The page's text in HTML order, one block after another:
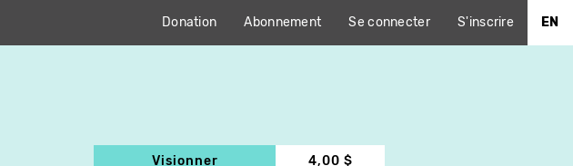
Donation Abonnement Se connecter S'inscrire EN
Visionner 4,00 $